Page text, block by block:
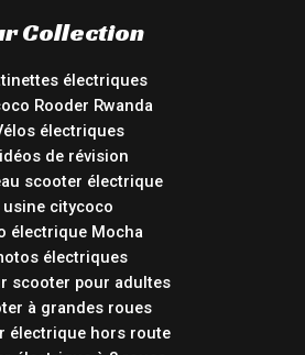
Collection
électriques
Rooder Rwanda
électriques
de révision
scooter électrique
usine citycoco
électrique Mocha
électriques
scooter pour adultes
à grandes roues
électrique hors route